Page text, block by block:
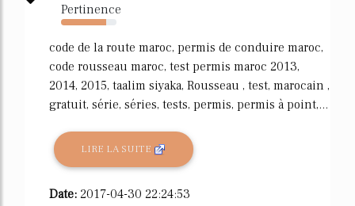
Pertinence
82%
code de la route maroc, permis de conduire maroc,
code rousseau maroc, test permis maroc 2013,
2014, 2015, taalim siyaka, Rousseau , test, marocain ,
gratuit, série, séries, tests, permis, permis à point,...
LIRE LA SUITE
Date: 2017-04-30 22:24:53